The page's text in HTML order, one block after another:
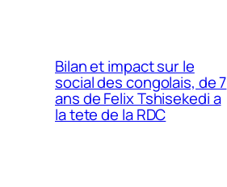
Bilan et impact sur le
social des congolais, de 7
ans de Felix Tshisekedi a
la tete de la RDC